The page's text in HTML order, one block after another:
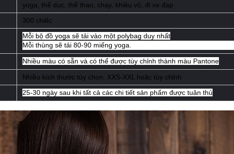
yoga, thể dục, thể thao, chạy, khiêu vũ, đi xe đạp
300 chiếc
Mỗi bộ đồ yoga sẽ tải vào một polybag duy nhất
Mỗi thùng sẽ tải 80-90 miếng yoga.
Nhiều màu có sẵn và có thể được tùy chỉnh thành màu Pantone
Nhiều kích thước tùy chọn: XXS-XXL hoặc tùy chỉnh
25-30 ngày sau khi tất cả các chi tiết sản phẩm được tuân thủ